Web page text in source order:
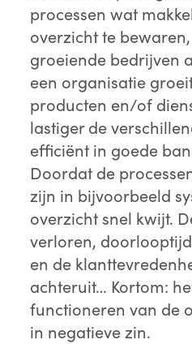
processen wat
overzicht te
groeiende bedrijven
een organisatie
producten en/of
lastiger de
efficiënt in goede
Doordat de
zijn in bijvoorbeeld
overzicht snel kwijt.
verloren,
en de
achteruit… Kortom:
functioneren van de
in negatieve zin.